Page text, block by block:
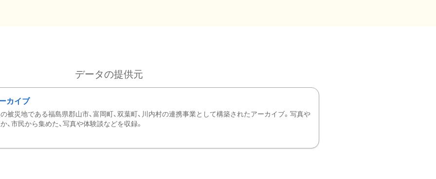
データの提供元
カイブ
被災地である福島県郡山市、富岡町、双葉町、川内村の連携事業として構築されたアーカイブ。写真や
、市民から集めた、写真や体験談などを収録。